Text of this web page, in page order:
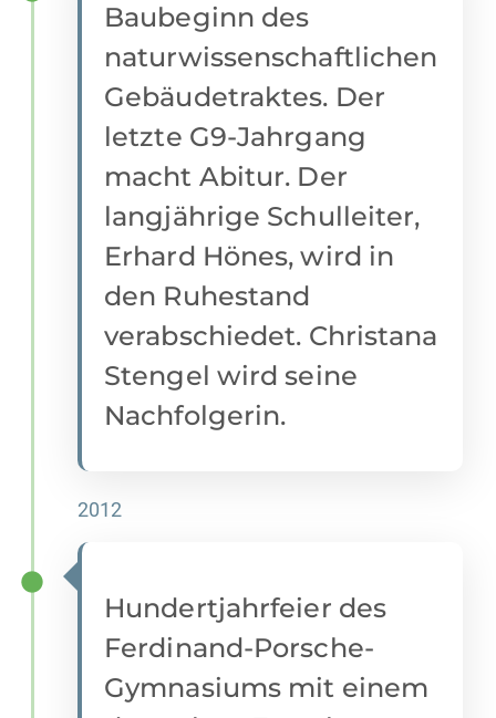
Baubeginn des
naturwissenschaftlichen
Gebäudetraktes. Der
letzte G9-Jahrgang
macht Abitur. Der
langjährige Schulleiter,
Erhard Hönes, wird in
den Ruhestand
verabschiedet. Christana
Stengel wird seine
Nachfolgerin.
2012
Hundertjahrfeier des
Ferdinand-Porsche-
Gymnasiums mit einem